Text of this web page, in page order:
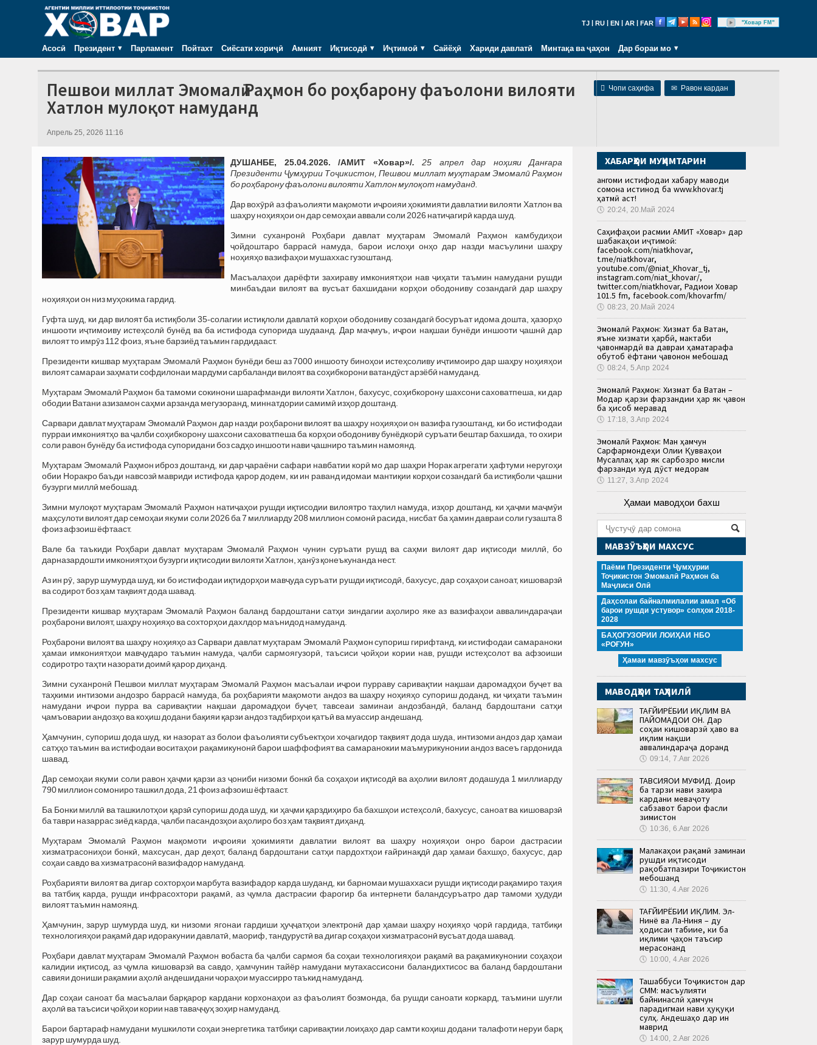
TJ RU EN AR FAR "Ховар FM"
Асосӣ Президент Парламент Пойтахт Сиёсати хориҷӣ Амният Иқтисодӣ Иҷтимоӣ Сайёҳӣ Хариди давлатӣ Минтақа ва ҷаҳон Дар бораи мо
 Чопи саҳифа ✉ Равон кардан
Пешвои миллат Эмомалӣ Раҳмон бо роҳбарону фаъолони вилояти
Хатлон мулоқот намуданд
Апрель 25, 2026 11:16
ДУШАНБЕ, 25.04.2026. /АМИТ «Ховар»/. 25 апрел дар ноҳияи Данғара
Президенти Ҷумҳурии Тоҷикистон, Пешвои миллат муҳтарам Эмомалӣ Раҳмон
бо роҳбарону фаъолони вилояти Хатлон мулоқот намуданд.
Дар вохӯрӣ аз фаъолияти мақомоти иҷроияи ҳокимияти давлатии вилояти Хатлон ва
шаҳру ноҳияҳои он дар семоҳаи аввали соли 2026 натиҷагирӣ карда шуд.
Зимни суханронӣ Роҳбари давлат муҳтарам Эмомалӣ Раҳмон камбудиҳои
ҷойдоштаро баррасӣ намуда, барои ислоҳи онҳо дар назди масъулини шаҳру
ноҳияҳо вазифаҳои мушаххас гузоштанд.
Масъалаҳои дарёфти захираву имкониятҳои нав ҷиҳати таъмин намудани рушди
минбаъдаи вилоят ва вусъат бахшидани корҳои ободониву созандагӣ дар шаҳру
ноҳияҳои он низ муҳокима гардид.
Гуфта шуд, ки дар вилоят ба истиқболи 35-солагии истиқлоли давлатӣ корҳои ободониву созандагӣ босуръат идома дошта, ҳазорҳо
иншооти иҷтимоиву истеҳсолӣ бунёд ва ба истифода супорида шудаанд. Дар маҷмуъ, иҷрои нақшаи бунёди иншооти ҷашнӣ дар
вилоят то имрӯз 112 фоиз, яъне барзиёд таъмин гардидааст.
Президенти кишвар муҳтарам Эмомалӣ Раҳмон бунёди беш аз 7000 иншооту биноҳои истеҳсоливу иҷтимоиро дар шаҳру ноҳияҳои
вилоят самараи заҳмати софдилонаи мардуми сарбаланди вилоят ва соҳибкорони ватандӯст арзёбӣ намуданд.
Муҳтарам Эмомалӣ Раҳмон ба тамоми сокинони шарафманди вилояти Хатлон, бахусус, соҳибкорону шахсони саховатпеша, ки дар
ободии Ватани азизамон саҳми арзанда мегузоранд, миннатдории самимӣ изҳор доштанд.
Сарвари давлат муҳтарам Эмомалӣ Раҳмон дар назди роҳбарони вилоят ва шаҳру ноҳияҳои он вазифа гузоштанд, ки бо истифодаи
пурраи имкониятҳо ва ҷалби соҳибкорону шахсони саховатпеша ба корҳои ободониву бунёдкорӣ суръати бештар бахшида, то охири
соли равон бунёду ба истифода супоридани боз садҳо иншооти нави ҷашниро таъмин намоянд.
Муҳтарам Эмомалӣ Раҳмон иброз доштанд, ки дар ҷараёни сафари навбатии корӣ мо дар шаҳри Норак агрегати ҳафтуми неругоҳи
обии Норакро баъди навсозӣ мавриди истифода қарор додем, ки ин раванд идомаи мантиқии корҳои созандагӣ ба истиқболи ҷашни
бузурги миллӣ мебошад.
Зимни мулоқот муҳтарам Эмомалӣ Раҳмон натиҷаҳои рушди иқтисодии вилоятро таҳлил намуда, изҳор доштанд, ки ҳаҷми маҷмӯи
маҳсулоти вилоят дар семоҳаи якуми соли 2026 ба 7 миллиарду 208 миллион сомонӣ расида, нисбат ба ҳамин давраи соли гузашта 8
фоиз афзоиш ёфтааст.
Вале ба таъкиди Роҳбари давлат муҳтарам Эмомалӣ Раҳмон чунин суръати рушд ва саҳми вилоят дар иқтисоди миллӣ, бо
дарназардошти имкониятҳои бузурги иқтисодии вилояти Хатлон, ҳанӯз қонеъкунанда нест.
Аз ин рӯ, зарур шумурда шуд, ки бо истифодаи иқтидорҳои мавҷуда суръати рушди иқтисодӣ, бахусус, дар соҳаҳои саноат, кишоварзӣ
ва содирот боз ҳам тақвият дода шавад.
Президенти кишвар муҳтарам Эмомалӣ Раҳмон баланд бардоштани сатҳи зиндагии аҳолиро яке аз вазифаҳои аввалиндараҷаи
роҳбарони вилоят, шаҳру ноҳияҳо ва сохторҳои дахлдор маънидод намуданд.
Роҳбарони вилоят ва шаҳру ноҳияҳо аз Сарвари давлат муҳтарам Эмомалӣ Раҳмон супориш гирифтанд, ки истифодаи самараноки
ҳамаи имкониятҳои мавҷударо таъмин намуда, ҷалби сармоягузорӣ, таъсиси ҷойҳои кории нав, рушди истеҳсолот ва афзоиши
содиротро таҳти назорати доимӣ қарор диҳанд.
Зимни суханронӣ Пешвои миллат муҳтарам Эмомалӣ Раҳмон масъалаи иҷрои пурраву саривақтии нақшаи даромадҳои буҷет ва
таҳкими интизоми андозро баррасӣ намуда, ба роҳбарияти мақомоти андоз ва шаҳру ноҳияҳо супориш доданд, ки ҷиҳати таъмин
намудани иҷрои пурра ва саривақтии нақшаи даромадҳои буҷет, тавсеаи заминаи андозбандӣ, баланд бардоштани сатҳи
ҷамъоварии андозҳо ва коҳиш додани бақияи қарзи андоз тадбирҳои қатъӣ ва муассир андешанд.
Ҳамчунин, супориш дода шуд, ки назорат аз болои фаъолияти субъектҳои хоҷагидор тақвият дода шуда, интизоми андоз дар ҳамаи
сатҳҳо таъмин ва истифодаи воситаҳои рақамикунонӣ барои шаффофият ва самаранокии маъмурикунонии андоз васеъ гардонида
шавад.
Дар семоҳаи якуми соли равон ҳаҷми қарзи аз ҷониби низоми бонкӣ ба соҳаҳои иқтисодӣ ва аҳолии вилоят додашуда 1 миллиарду
790 миллион сомониро ташкил дода, 21 фоиз афзоиш ёфтааст.
Ба Бонки миллӣ ва ташкилотҳои қарзӣ супориш дода шуд, ки ҳаҷми қарздиҳиро ба бахшҳои истеҳсолӣ, бахусус, саноат ва кишоварзӣ
ба таври назаррас зиёд карда, ҷалби пасандозҳои аҳолиро боз ҳам тақвият диҳанд.
Муҳтарам Эмомалӣ Раҳмон мақомоти иҷроияи ҳокимияти давлатии вилоят ва шаҳру ноҳияҳои онро барои дастрасии
хизматрасониҳои бонкӣ, махсусан, дар деҳот, баланд бардоштани сатҳи пардохтҳои ғайринақдӣ дар ҳамаи бахшҳо, бахусус, дар
соҳаи савдо ва хизматрасонӣ вазифадор намуданд.
Роҳбарияти вилоят ва дигар сохторҳои марбута вазифадор карда шуданд, ки барномаи мушаххаси рушди иқтисоди рақамиро таҳия
ва татбиқ карда, рушди инфрасохтори рақамӣ, аз ҷумла дастрасии фарогир ба интернети баландсуръатро дар тамоми ҳудуди
вилоят таъмин намоянд.
Ҳамчунин, зарур шумурда шуд, ки низоми ягонаи гардиши ҳуҷҷатҳои электронӣ дар ҳамаи шаҳру ноҳияҳо ҷорӣ гардида, татбиқи
технологияҳои рақамӣ дар идоракунии давлатӣ, маориф, тандурустӣ ва дигар соҳаҳои хизматрасонӣ вусъат дода шавад.
Роҳбари давлат муҳтарам Эмомалӣ Раҳмон вобаста ба ҷалби сармоя ба соҳаи технологияҳои рақамӣ ва рақамикунонии соҳаҳои
калидии иқтисод, аз ҷумла кишоварзӣ ва савдо, ҳамчунин тайёр намудани мутахассисони баландихтисос ва баланд бардоштани
савияи дониши рақамии аҳолӣ андешидани чораҳои муассирро таъкид намуданд.
Дар соҳаи саноат ба масъалаи барқарор кардани корхонаҳои аз фаъолият бозмонда, ба рушди саноати коркард, таъмини шуғли
аҳолӣ ва таъсиси ҷойҳои кории нав таваҷҷуҳ зоҳир намуданд.
Барои бартараф намудани мушкилоти соҳаи энергетика татбиқи саривақтии лоиҳаҳо дар самти коҳиш додани талафоти неруи барқ
зарур шумурда шуд.
ХАБАРҲОИ МУҲИМТАРИН
Ҳангоми истифодаи хабару маводи
сомона истинод ба www.khovar.tj
ҳатмӣ аст!
🕔 20:24, 20.Май 2024
Саҳифаҳои расмии АМИТ «Ховар» дар
шабакаҳои иҷтимоӣ:
facebook.com/niatkhovar,
t.me/niatkhovar,
youtube.com/@niat_Khovar_tj,
instagram.com/niat_khovar/,
twitter.com/niatkhovar, Радиои Ховар
101.5 fm, facebook.com/khovarfm/
🕔 08:23, 20.Май 2024
Эмомалӣ Раҳмон: Хизмат ба Ватан,
яъне хизмати ҳарбӣ, мактаби
ҷавонмардӣ ва давраи ҳаматарафа
обутоб ёфтани ҷавонон мебошад
🕔 08:24, 5.Апр 2024
Эмомалӣ Раҳмон: Хизмат ба Ватан –
Модар қарзи фарзандии ҳар як ҷавон
ба ҳисоб меравад
🕔 17:18, 3.Апр 2024
Эмомалӣ Раҳмон: Ман ҳамчун
Сарфармондеҳи Олии Қувваҳои
Мусаллаҳ ҳар як сарбозро мисли
фарзанди худ дӯст медорам
🕔 11:27, 3.Апр 2024
Ҳамаи маводҳои бахш
МАВЗӮЪҲОИ МАХСУС
Паёми Президенти Ҷумҳурии
Тоҷикистон Эмомалӣ Раҳмон ба
Маҷлиси Олӣ
Даҳсолаи байналмилалии амал «Об
барои рушди устувор» солҳои 2018-
2028
БАҲОГУЗОРИИ ЛОИҲАИ НБО
«РОҒУН»
Ҳамаи мавзӯъҳои махсус
МАВОДҲОИ ТАҲЛИЛӢ
ТАҒЙИРЁБИИ ИҚЛИМ ВА
ПАЙОМАДҲОИ ОН. Дар
соҳаи кишоварзӣ ҳаво ва
иқлим нақши
аввалиндараҷа доранд
🕔 09:14, 7.Авг 2026
ТАВСИЯҲОИ МУФИД. Доир
ба тарзи нави захира
кардани меваҷоту
сабзавот барои фасли
зимистон
🕔 10:36, 6.Авг 2026
Малакаҳои рақамӣ заминаи
рушди иқтисоди
рақобатпазири Тоҷикистон
мебошанд
🕔 11:30, 4.Авг 2026
ТАҒЙИРЁБИИ ИҚЛИМ. Эл-
Нинё ва Ла-Ниня – ду
ҳодисаи табиие, ки ба
иқлими ҷаҳон таъсир
мерасонанд
🕔 10:00, 4.Авг 2026
Ташаббуси Тоҷикистон дар
СММ: масъулияти
байнинаслӣ ҳамчун
парадигмаи нави ҳуқуқи
сулҳ. Андешаҳо дар ин
маврид
🕔 14:00, 2.Авг 2026